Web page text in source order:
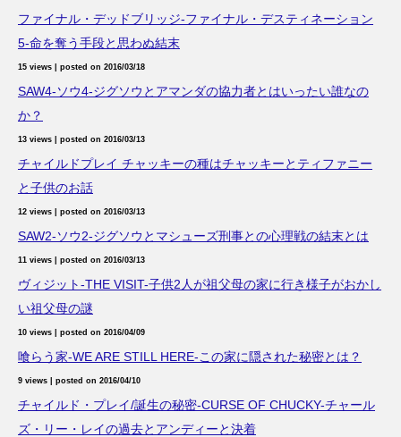
ファイナル・デッドブリッジ-ファイナル・デスティネーション
5-命を奪う手段と思わぬ結末
15 views posted on 2016/03/18
SAW4-ソウ4-ジグソウとアマンダの協力者とはいったい誰なの
か？
13 views posted on 2016/03/13
チャイルドプレイ チャッキーの種はチャッキーとティファニー
と子供のお話
12 views posted on 2016/03/13
SAW2-ソウ2-ジグソウとマシューズ刑事との心理戦の結末とは
11 views posted on 2016/03/13
ヴィジット-THE VISIT-子供2人が祖父母の家に行き様子がおかし
い祖父母の謎
10 views posted on 2016/04/09
喰らう家-WE ARE STILL HERE-この家に隠された秘密とは？
9 views posted on 2016/04/10
チャイルド・プレイ/誕生の秘密-CURSE OF CHUCKY-チャール
ズ・リー・レイの過去とアンディーと決着